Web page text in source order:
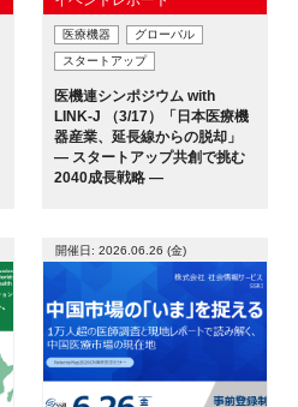
医療機器
グローバル
スタートアップ
医機連シンポジウム with
LINK-J （3/17）「日本医療機
器産業、延長線からの脱却」
― スタートアップ共創で挑む
2040成長戦略 ―
開催日: 2026.06.26 (金)